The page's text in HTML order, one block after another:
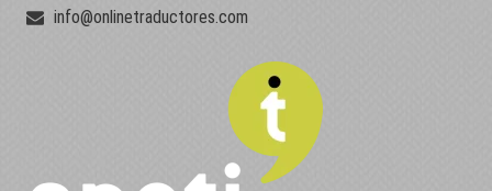
info@onlinetraductores.com